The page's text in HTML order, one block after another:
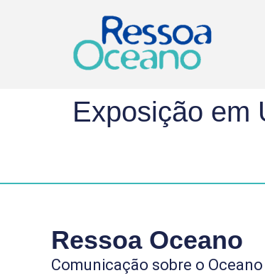
Exposição em
Ressoa Oceano
Comunicação sobre o Oceano